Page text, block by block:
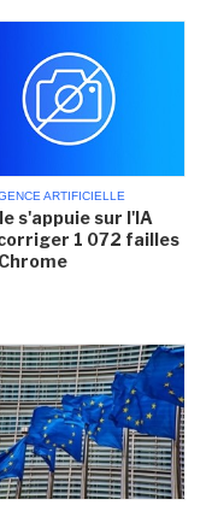
ARTIFICIELLE
s'appuie sur l'IA
1 072 failles